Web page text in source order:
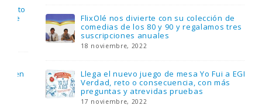
FlixOlé nos divierte con su colección de
comedias de los 80 y 90 y regalamos tres
suscripciones anuales
18 noviembre, 2022
Llega el nuevo juego de mesa Yo Fui a EGB:
Verdad, reto o consecuencia, con más
preguntas y atrevidas pruebas
17 noviembre, 2022